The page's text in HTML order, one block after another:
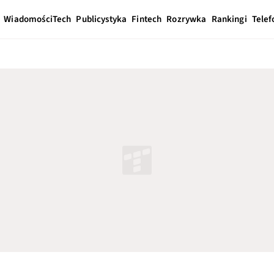
WiadomościTech Publicystyka Fintech Rozrywka Rankingi